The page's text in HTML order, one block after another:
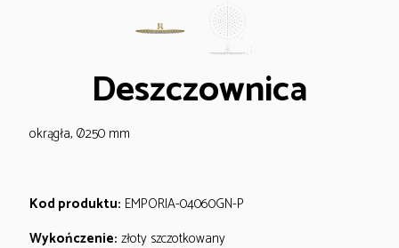
Deszczownica
okrągła, Ø250 mm
Kod produktu: EMPORIA-04060GN-P
Wykończenie: złoty szczotkowany